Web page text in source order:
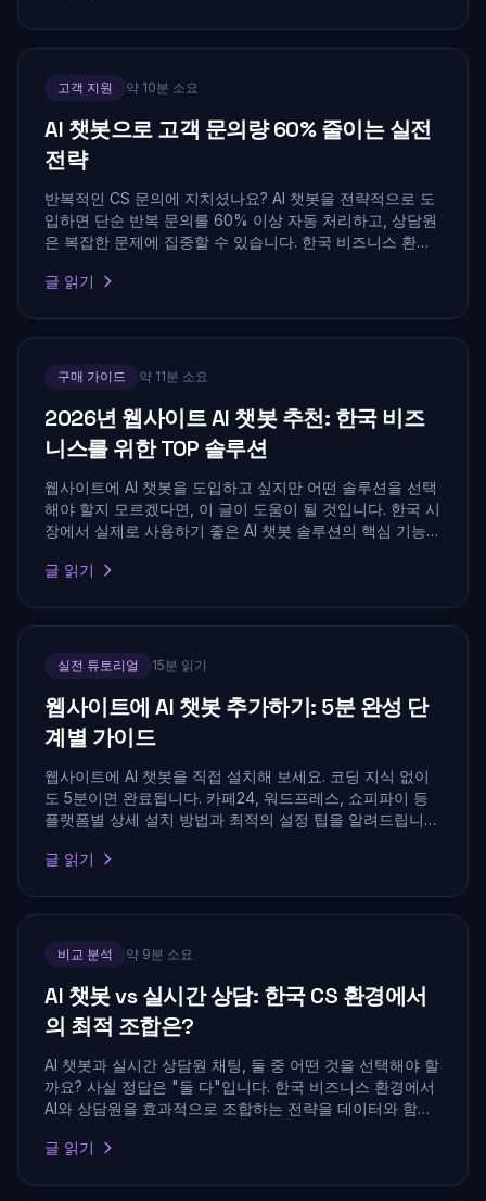
고객 지원 약 10분 소요
AI 챗봇으로 고객 문의량 60% 줄이는 실전
전략
반복적인 CS 문의에 지치셨나요? AI 챗봇을 전략적으로 도
입하면 단순 반복 문의를 60% 이상 자동 처리하고, 상담원
은 복잡한 문제에 집중할 수 있습니다. 한국 비즈니스 환경
글 읽기
구매 가이드 약 11분 소요
2026년 웹사이트 AI 챗봇 추천: 한국 비즈
니스를 위한 TOP 솔루션
웹사이트에 AI 챗봇을 도입하고 싶지만 어떤 솔루션을 선택
해야 할지 모르겠다면, 이 글이 도움이 될 것입니다. 한국 시
장에서 실제로 사용하기 좋은 AI 챗봇 솔루션의 핵심 기능과
글 읽기
실전 튜토리얼 15분 읽기
웹사이트에 AI 챗봇 추가하기: 5분 완성 단
계별 가이드
웹사이트에 AI 챗봇을 직접 설치해 보세요. 코딩 지식 없이
도 5분이면 완료됩니다. 카페24, 워드프레스, 쇼피파이 등
플랫폼별 상세 설치 방법과 최적의 설정 팁을 알려드립니
글 읽기
비교 분석 약 9분 소요
AI 챗봇 vs 실시간 상담: 한국 CS 환경에서
의 최적 조합은?
AI 챗봇과 실시간 상담원 채팅, 둘 중 어떤 것을 선택해야 할
까요? 사실 정답은 "둘 다"입니다. 한국 비즈니스 환경에서
AI와 상담원을 효과적으로 조합하는 전략을 데이터와 함께
글 읽기